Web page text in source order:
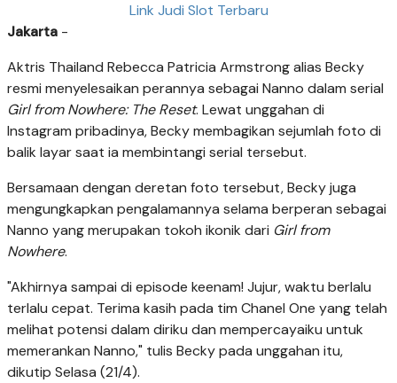
Link Judi Slot Terbaru
Jakarta -
Aktris Thailand Rebecca Patricia Armstrong alias Becky
resmi menyelesaikan perannya sebagai Nanno dalam serial
Girl from Nowhere: The Reset. Lewat unggahan di
Instagram pribadinya, Becky membagikan sejumlah foto di
balik layar saat ia membintangi serial tersebut.
Bersamaan dengan deretan foto tersebut, Becky juga
mengungkapkan pengalamannya selama berperan sebagai
Nanno yang merupakan tokoh ikonik dari Girl from
Nowhere.
"Akhirnya sampai di episode keenam! Jujur, waktu berlalu
terlalu cepat. Terima kasih pada tim Chanel One yang telah
melihat potensi dalam diriku dan mempercayaiku untuk
memerankan Nanno," tulis Becky pada unggahan itu,
dikutip Selasa (21/4).